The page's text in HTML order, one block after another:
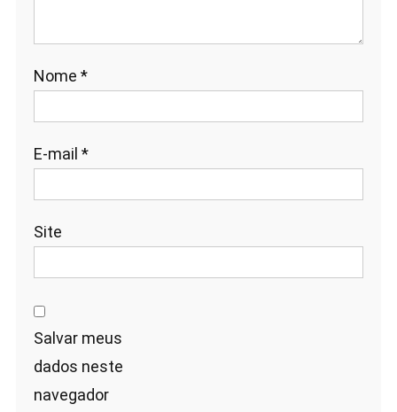
Nome *
E-mail *
Site
Salvar meus
dados neste
navegador